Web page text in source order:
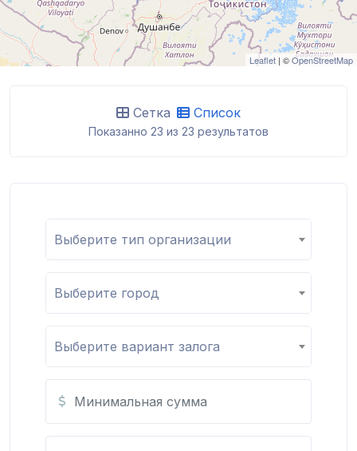
Leaflet | ©OpenStreetMap
Сетка Список
Показанно 23 из 23 результатов
Выберите тип организации
Выберите город
Выберите вариант залога